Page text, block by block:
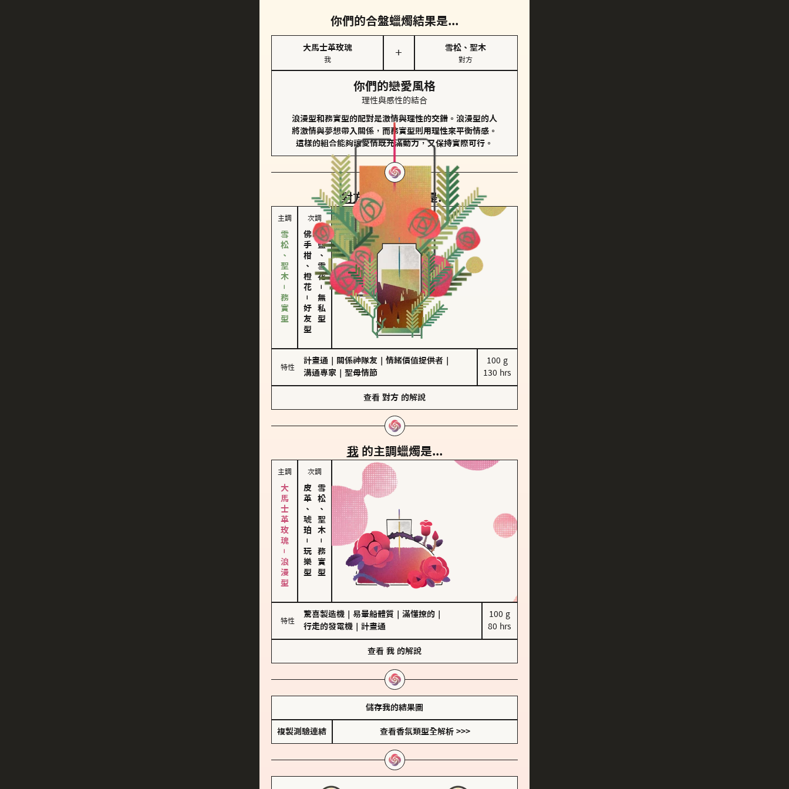
你們的合盤蠟燭結果是...
大馬士革玫瑰
我
＋
雪松、聖木
對方
你們的戀愛風格
理性與感性的結合
浪漫型和務實型的配對是激情與理性的交錯。浪漫型的人
將激情與夢想帶入關係，而務實型則用理性來平衡情感。
這樣的組合能夠讓愛情既充滿動力，又保持實際可行。
對方的主調蠟燭是...
主調
雪松、聖木－務實型
次調
佛手柑、橙花
－
好友型
海鹽、雪花
－
無私型
特性
計畫通 關係神隊友 情緒價值提供者
溝通專家
聖母情節
100 g
130 hrs
查看 對方 的解說
我 的主調蠟燭是...
主調
大馬士革玫瑰－浪漫型
次調
皮革、琥珀
－
玩樂型
雪松、聖木
－
務實型
特性
驚喜製造機 易暈船體質 滿懂撩的
行走的發電機
計畫通
100 g
80 hrs
查看 我 的解說
儲存我的結果圖
複製測驗連結 查看香氛類型全解析 >>>